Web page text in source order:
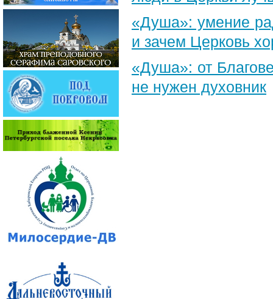
«Душа»: умение
и зачем Церковь
«Душа»: от
не нужен духовник